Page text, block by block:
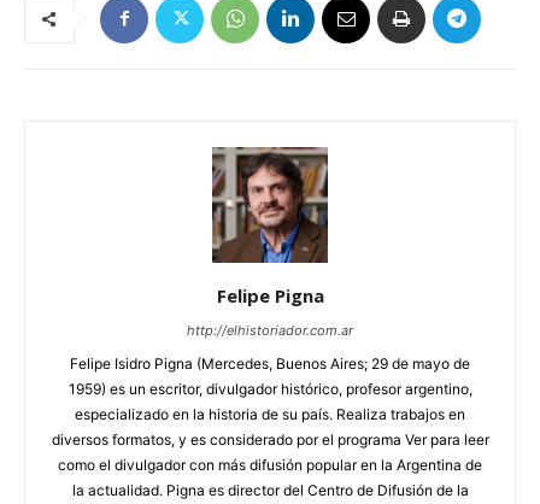
Felipe Pigna
http://elhistoriador.com.ar
Felipe Isidro Pigna (Mercedes, Buenos Aires; 29 de mayo de
1959) es un escritor, divulgador histórico, profesor argentino,
especializado en la historia de su país. Realiza trabajos en
diversos formatos, y es considerado por el programa Ver para leer
como el divulgador con más difusión popular en la Argentina de
la actualidad. Pigna es director del Centro de Difusión de la